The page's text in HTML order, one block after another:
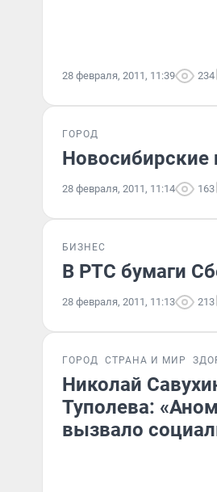
28 февраля, 2011, 11:39 234
ГОРОД
Новосибирские
28 февраля, 2011, 11:14 163
БИЗНЕС
В РТС бумаги
28 февраля, 2011, 11:13 213
ГОРОД СТРАНА И МИР
Николай
Туполева:
вызвало